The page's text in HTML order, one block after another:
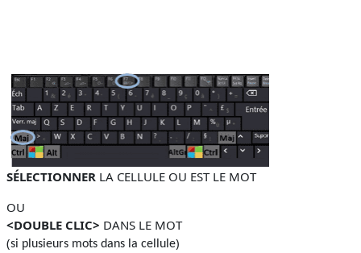
SÉLECTIONNER LA CELLULE OU EST LE MOT
OU
<DOUBLE CLIC> DANS LE MOT
(si plusieurs mots dans la cellule)